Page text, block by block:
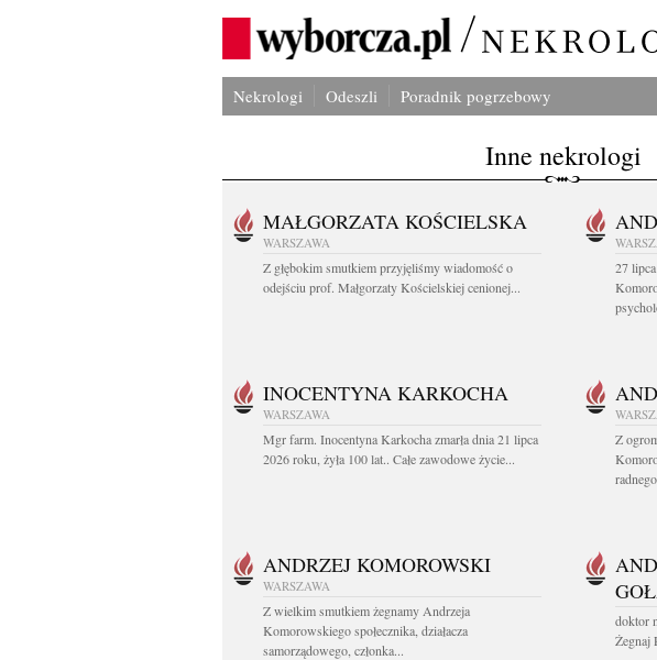
Nekrologi Odeszli Poradnik pogrzebowy
Inne nekrologi
MAŁGORZATA KOŚCIELSKA
WARSZAWA
Z głębokim smutkiem przyjęliśmy wiadomość o
odejściu prof. Małgorzaty Kościelskiej cenionej...
27
INOCENTYNA KARKOCHA
WARSZAWA
Mgr farm. Inocentyna Karkocha zmarła dnia 21 lipca
2026 roku, żyła 100 lat.. Całe zawodowe życie...
Z
ANDRZEJ KOMOROWSKI
WARSZAWA
Z wielkim smutkiem żegnamy Andrzeja
Komorowskiego społecznika, działacza
samorządowego, członka...
doktor
Żegnaj